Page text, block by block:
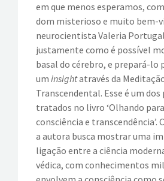
VÍDEOS
CONTATOS
em que menos esperamos,
dom misterioso e muito bem-
neurocientista Valeria
justamente como é possível
basal do cérebro, e prepará-lo
um insightatravés da
Transcendental. Esse é um
tratados no livro ‘Olhando
consciência e transcendência’.
a autora busca mostrar uma
ligação entre a ciência
védica, com conhecimentos